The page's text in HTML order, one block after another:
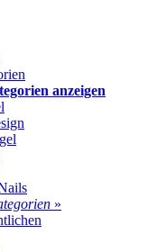
anzeigen
»